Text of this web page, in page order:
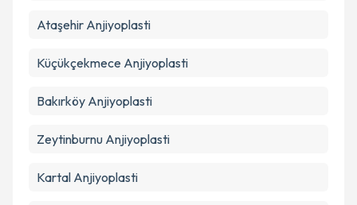
Ataşehir Anjiyoplasti
Küçükçekmece Anjiyoplasti
Bakırköy Anjiyoplasti
Zeytinburnu Anjiyoplasti
Kartal Anjiyoplasti